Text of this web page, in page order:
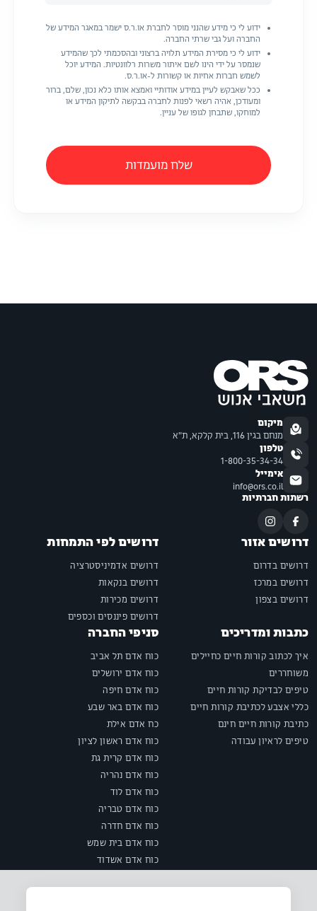
ידוע לי כי מידע שהנני מוסר לחברת או.ר.ס ישמר במאגר המידע של
החברה ועל גבי שרתי החברה.
ידוע לי כי מסירת המידע תלויה ברצוני ובהסכמתי לכך שהמידע
שנמסר על ידי הינו לשם איתור משרות רלוונטיות. המידע יוכל
לשמש חברות אחיות או קשורות ל-או.ר.ס.
ככל שאבקש לעיין במידע אודותיי ואמצא אותו כלא נכון, שלם, ברור
ומעודכן, אהיה רשאי לפנות לחברה בבקשה לתיקון המידע או
למוחקו, שתבחן לגופו של עניין.
שלח מועמדות
מיקום
מנחם בגין 116, בית קלקא, ת"א
טלפון
1-800-35-34-34
אימייל
info@ors.co.il
רשתות חברתיות
דרושים אזור
דרושים בדרום
דרושים במרכז
דרושים בצפון
דרושים לפי התמחות
דרושים אדמיניסטרציה
דרושים בנקאות
דרושים מכירות
דרושים פיננסים וכספים
כתבות ומדריכים
איך לכתוב קורות חיים כחיילים
משוחררים
טיפים לבדיקת קורות חיים
כללי אצבע לכתיבת קורות חיים
כתיבת קורות חיים חינם
טיפים לראיון עבודה
סניפי החברה
כוח אדם תל אביב
כוח אדם ירושלים
כוח אדם חיפה
כוח אדם באר שבע
כח אדם אילת
כוח אדם ראשון לציון
כוח אדם קרית גת
כוח אדם נהריה
כוח אדם לוד
כוח אדם טבריה
כוח אדם חדרה
כוח אדם בית שמש
כוח אדם אשדוד